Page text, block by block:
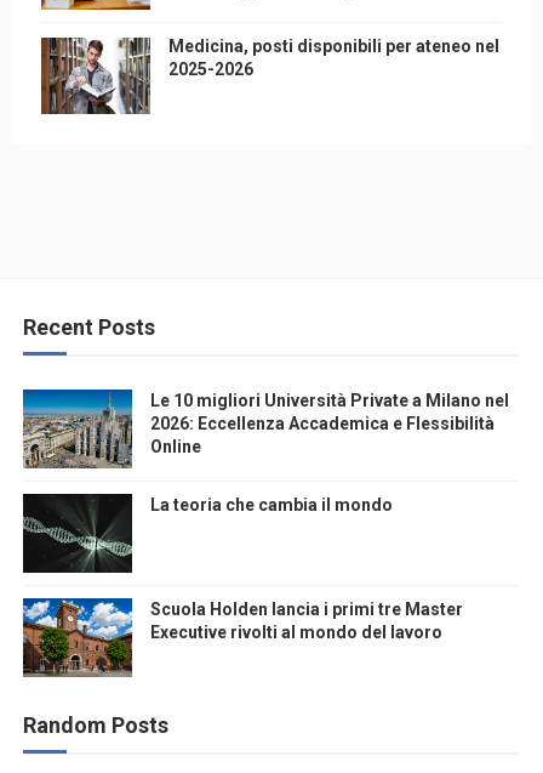
Medicina, posti disponibili per ateneo nel
2025-2026
Recent Posts
Le 10 migliori Università Private a Milano nel
2026: Eccellenza Accademica e Flessibilità
Online
La teoria che cambia il mondo
Scuola Holden lancia i primi tre Master
Executive rivolti al mondo del lavoro
Random Posts